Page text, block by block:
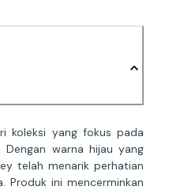
koleksi yang fokus pada
warna hijau yang
telah menarik perhatian
Produk ini mencerminkan